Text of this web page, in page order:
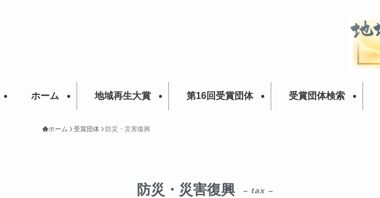
ホーム 地域再生大賞 第16回受賞団体 受賞団体検索
ホーム 受賞団体 防災・災害復興
防災・災害復興 – tax –